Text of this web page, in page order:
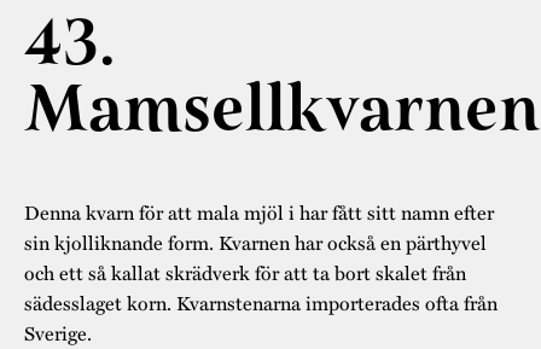
Trygghet
Kontakta oss
Jarl Hemmer
Rödmyllan
Museipedagogik
Projekt
Stugornas Stundars
Marknader
Årets Gunnar
Stundars
registerbeskrivning
43.
Mamsellkvarnen
Denna kvarn för att mala mjöl i har fått sitt namn efter
sin kjolliknande form. Kvarnen har också en pärthyvel
och ett så kallat skrädverk för att ta bort skalet från
sädesslaget korn. Kvarnstenarna importerades ofta från
Sverige.